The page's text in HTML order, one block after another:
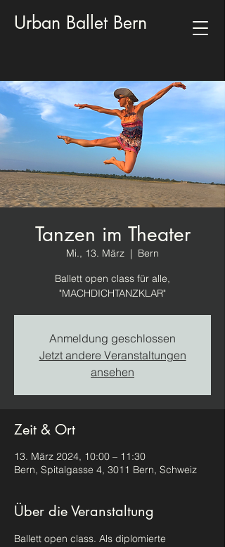
Urban Ballet Bern
Tanzen im Theater
Mi., 13. März
  |
Bern
Ballett open class für alle,
"MACHDICHTANZKLAR"
Anmeldung geschlossen
Jetzt andere Veranstaltungen
ansehen
Zeit & Ort
13. März 2024, 10:00 – 11:30
Bern, Spitalgasse 4, 3011 Bern, Schweiz
Über die Veranstaltung
Ballett open class. Als diplomierte